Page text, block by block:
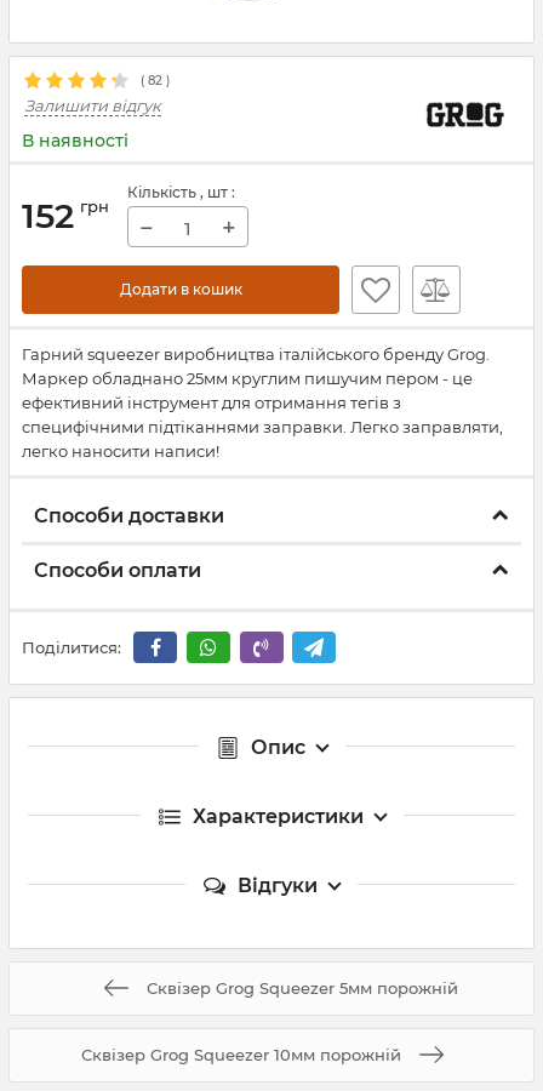
( 82 )
Залишити відгук
В наявності
152 грн
Кількість , шт :
− +
Додати в кошик
Гарний squeezer виробництва італійського бренду Grog.
Маркер обладнано 25мм круглим пишучим пером - це
ефективний інструмент для отримання тегів з
специфічними підтіканнями заправки. Легко заправляти,
легко наносити написи!
Способи доставки
Способи оплати
Поділитися:
Опис
Характеристики
Відгуки
Сквізер Grog Squeezer 5мм порожній
Сквізер Grog Squeezer 10мм порожній